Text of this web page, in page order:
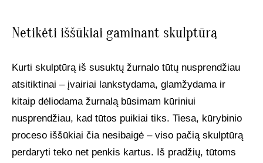
Netikėti iššūkiai gaminant skulptūrą
Kurti skulptūrą iš susuktų žurnalo tūtų nusprendžiau
atsitiktinai – įvairiai lankstydama, glamžydama ir
kitaip dėliodama žurnalą būsimam kūriniui
nusprendžiau, kad tūtos puikiai tiks. Tiesa, kūrybinio
proceso iššūkiai čia nesibaigė – viso pačią skulptūrą
perdaryti teko net penkis kartus. Iš pradžių, tūtoms